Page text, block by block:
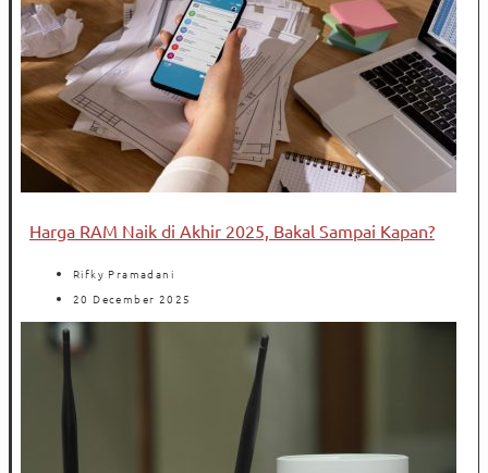
Harga RAM Naik di Akhir 2025, Bakal Sampai Kapan?
Rifky Pramadani
20 December 2025